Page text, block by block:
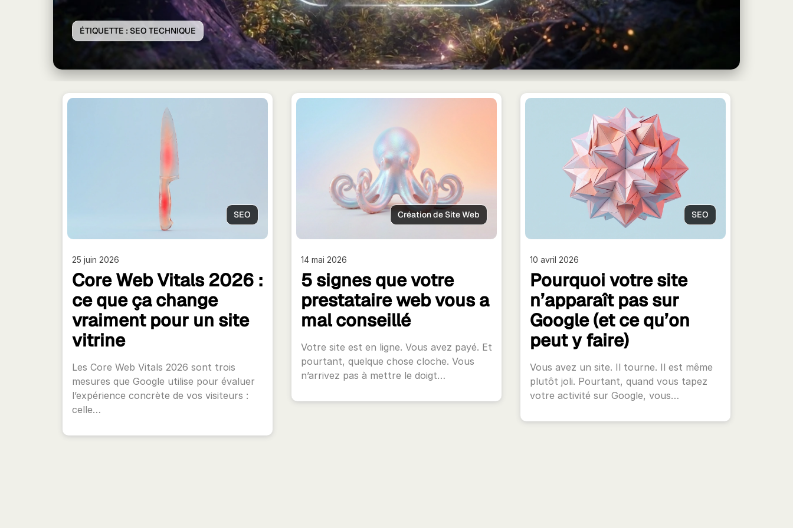
ÉTIQUETTE : SEO TECHNIQUE
SEO
25 juin 2026
Core Web Vitals 2026 :
ce que ça change
vraiment pour un site
vitrine
Les Core Web Vitals 2026 sont trois
mesures que Google utilise pour évaluer
l’expérience concrète de vos visiteurs :
celle…
Création de Site Web
14 mai 2026
5 signes que votre
prestataire web vous a
mal conseillé
Votre site est en ligne. Vous avez payé. Et
pourtant, quelque chose cloche. Vous
n’arrivez pas à mettre le doigt…
SEO
10 avril 2026
Pourquoi votre site
n’apparaît pas sur
Google (et ce qu’on
peut y faire)
Vous avez un site. Il tourne. Il est même
plutôt joli. Pourtant, quand vous tapez
votre activité sur Google, vous…